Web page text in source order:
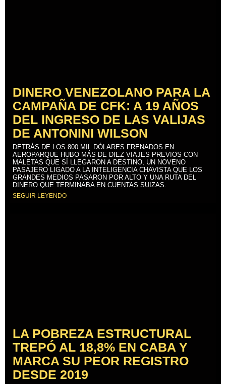
DINERO VENEZOLANO PARA LA
CAMPAÑA DE CFK: A 19 AÑOS
DEL INGRESO DE LAS VALIJAS
DE ANTONINI WILSON
DETRÁS DE LOS 800 MIL DÓLARES FRENADOS EN
AEROPARQUE HUBO MÁS DE DIEZ VIAJES PREVIOS CON
MALETAS QUE SÍ LLEGARON A DESTINO, UN NOVENO
PASAJERO LIGADO A LA INTELIGENCIA CHAVISTA QUE LOS
GRANDES MEDIOS PASARON POR ALTO Y UNA RUTA DEL
DINERO QUE TERMINABA EN CUENTAS SUIZAS.
SEGUIR LEYENDO
LA POBREZA ESTRUCTURAL
TREPÓ AL 18,8% EN CABA Y
MARCA SU PEOR REGISTRO
DESDE 2019